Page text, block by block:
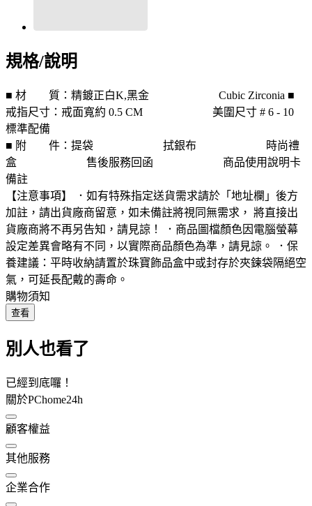
規格/說明
■ 材 質：精鍍正白K,黑金 Cubic Zirconia ■
戒指尺寸：戒面寬約 0.5 CM 美圍尺寸 # 6 - 10
標準配備
■ 附 件：提袋 拭銀布 時尚禮
盒 售後服務回函 商品使用說明卡
備註
【注意事項】 ．如有特殊指定送貨需求請於「地址欄」後方
加註，請出貨廠商留意，如未備註將視同無需求， 將直接出
貨廠商將不再另告知，請見諒！ ．商品圖檔顏色因電腦螢幕
設定差異會略有不同，以實際商品顏色為準，請見諒。 ．保
養建議：平時收納請置於珠寶飾品盒中或封存於夾鍊袋隔絕空
氣，可延長配戴的壽命。
購物須知
查看
別人也看了
已經到底囉！
關於PChome24h
顧客權益
其他服務
企業合作